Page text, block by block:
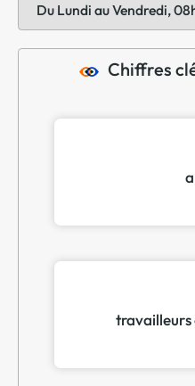
Du Lundi au Vendredi,
Chiffres
travailleurs